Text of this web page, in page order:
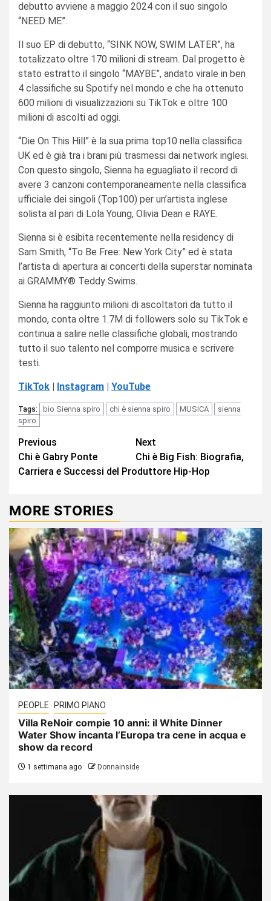
debutto avviene a maggio 2024 con il suo singolo
“NEED ME”.
Il suo EP di debutto, “SINK NOW, SWIM LATER”, ha
totalizzato oltre 170 milioni di stream. Dal progetto è
stato estratto il singolo “MAYBE”, andato virale in ben
4 classifiche su Spotify nel mondo e che ha ottenuto
600 milioni di visualizzazioni su TikTok e oltre 100
milioni di ascolti ad oggi.
“Die On This Hill” è la sua prima top10 nella classifica
UK ed è già tra i brani più trasmessi dai network inglesi.
Con questo singolo, Sienna ha eguagliato il record di
avere 3 canzoni contemporaneamente nella classifica
ufficiale dei singoli (Top100) per un’artista inglese
solista al pari di Lola Young, Olivia Dean e RAYE.
Sienna si è esibita recentemente nella residency di
Sam Smith, “To Be Free: New York City” ed è stata
l’artista di apertura ai concerti della superstar nominata
ai GRAMMY® Teddy Swims.
Sienna ha raggiunto milioni di ascoltatori da tutto il
mondo, conta oltre 1.7M di followers solo su TikTok e
continua a salire nelle classifiche globali, mostrando
tutto il suo talento nel comporre musica e scrivere
testi.
TikTok Instagram YouTube
Tags: bio Sienna spiro chi è sienna spiro MUSICA
sienna
spiro
Continue
Reading
Previous
Chi è Gabry Ponte
Next
Chi è Big Fish: Biografia,
Carriera e Successi del Produttore Hip-Hop
MORE STORIES
PEOPLE PRIMO PIANO
Villa ReNoir compie 10 anni: il White Dinner
Water Show incanta l’Europa tra cene in acqua e
show da record
1 settimana ago Donnainside